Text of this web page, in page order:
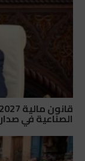
الصناعية في